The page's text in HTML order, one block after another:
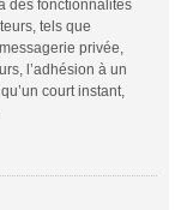
des fonctionnalités
tels que
privée,
l’adhésion à un
court instant,